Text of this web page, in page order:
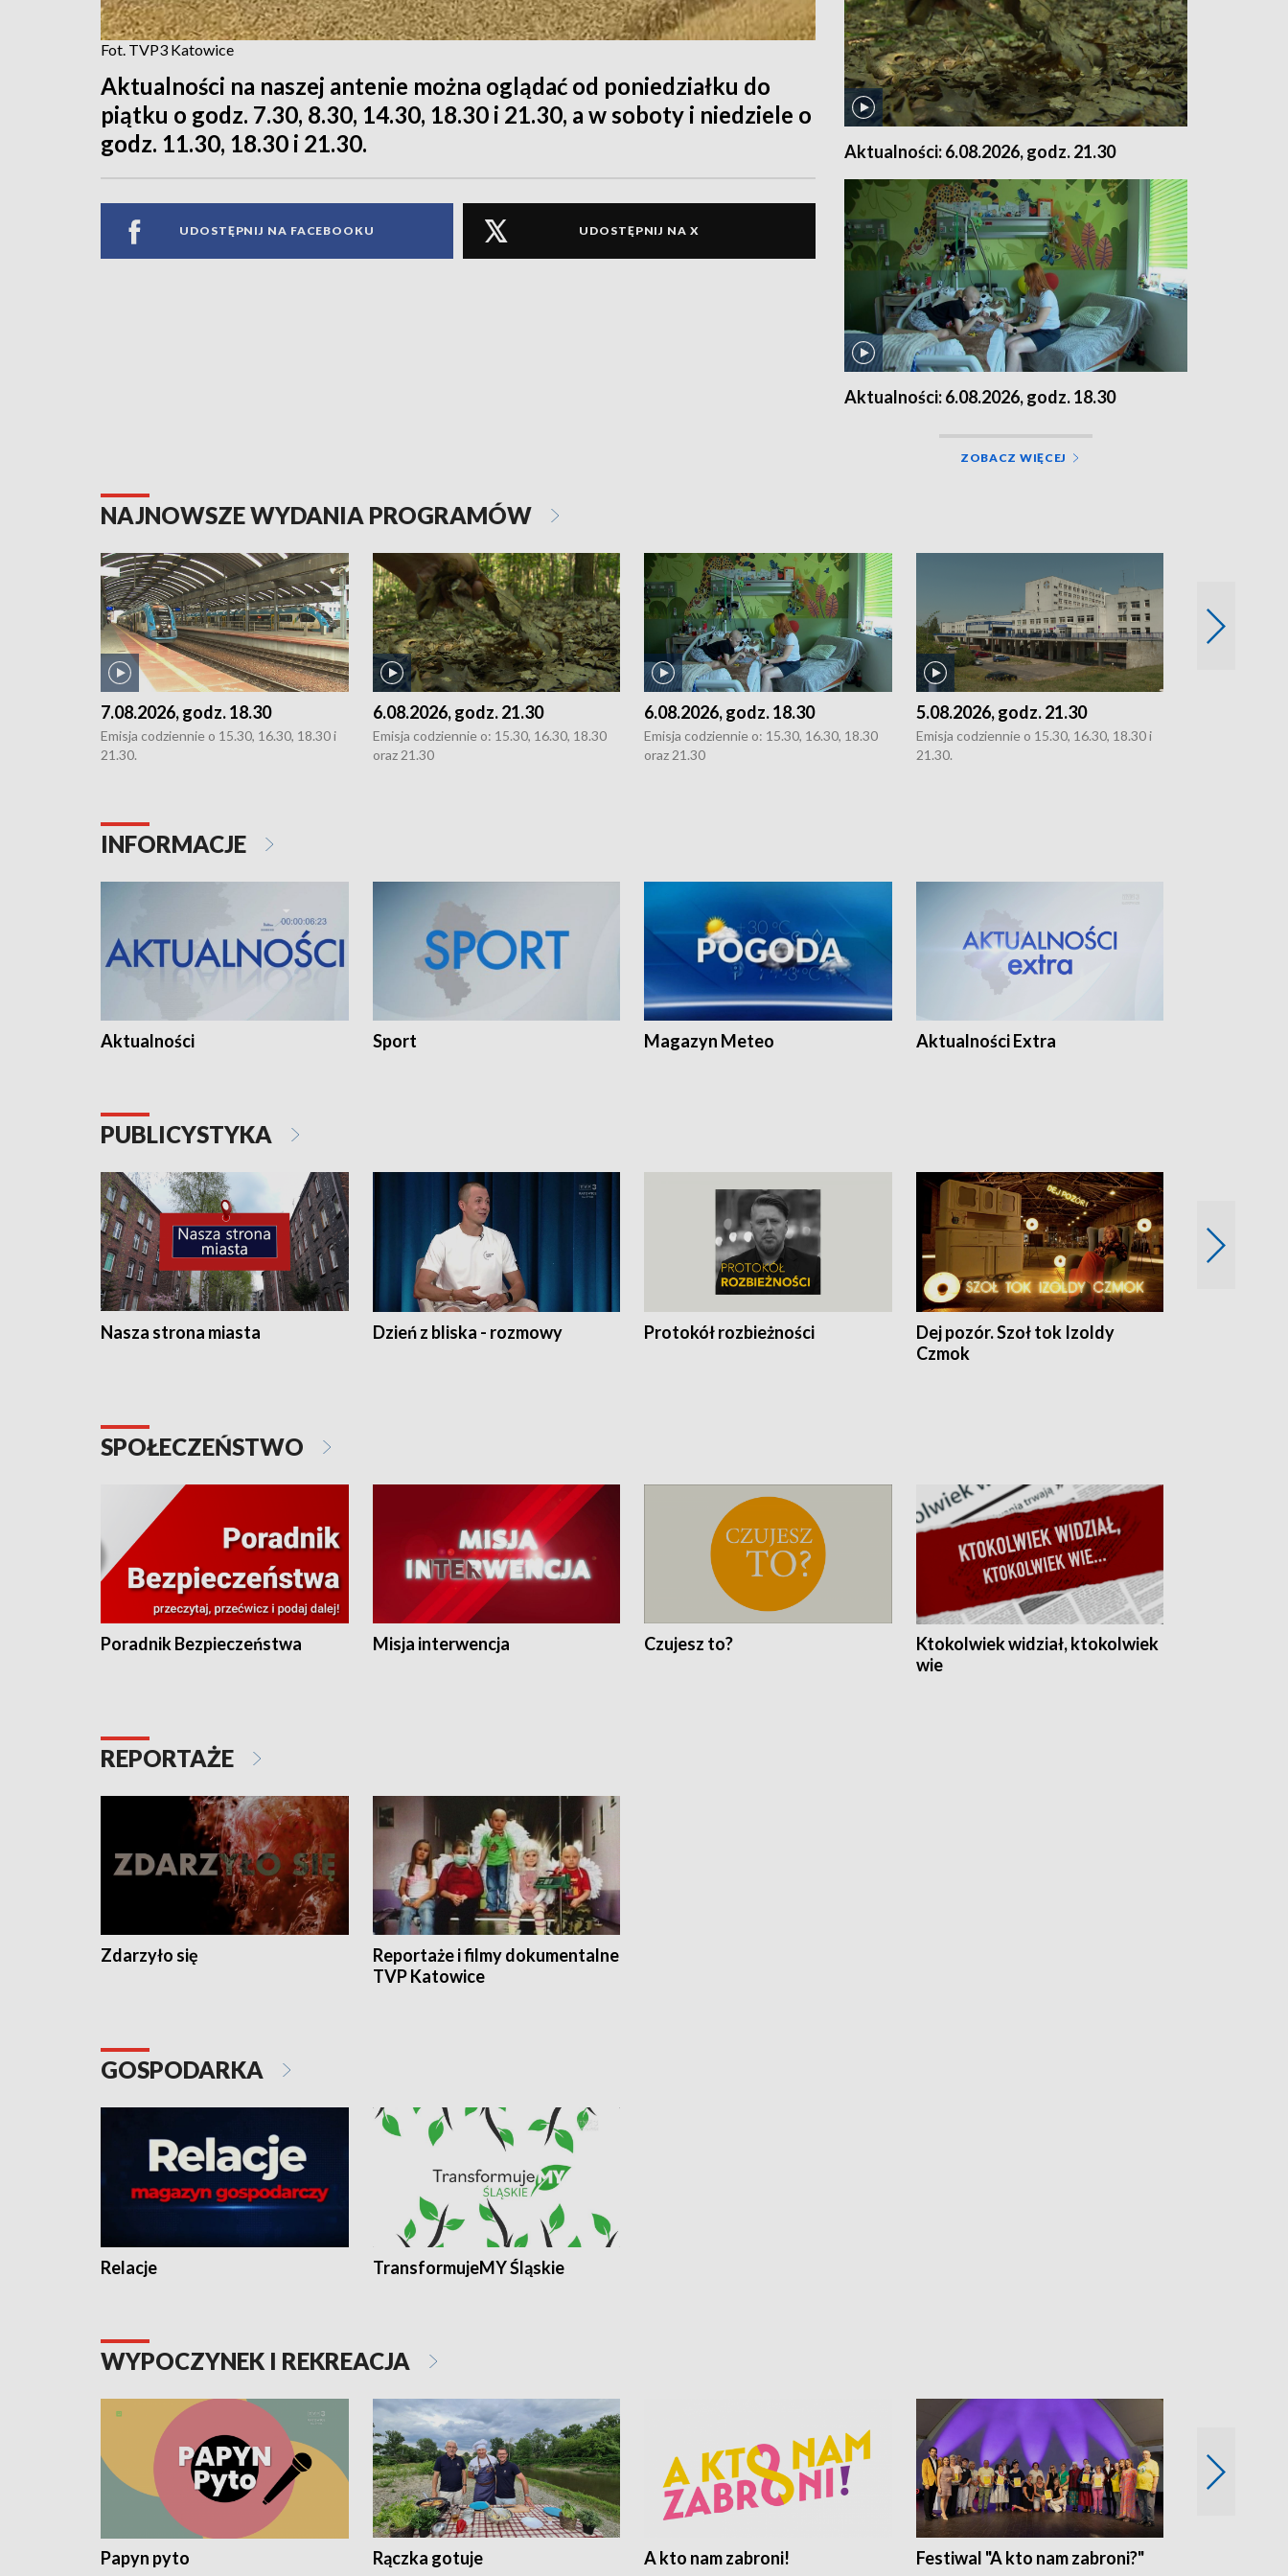
Fot. TVP3 Katowice
Aktualności na naszej antenie można oglądać od poniedziałku do
piątku o godz. 7.30, 8.30, 14.30, 18.30 i 21.30, a w soboty i niedziele o
godz. 11.30, 18.30 i 21.30.
UDOSTĘPNIJ NA FACEBOOKU UDOSTĘPNIJ NA X
Aktualności: 6.08.2026, godz. 21.30
Aktualności: 6.08.2026, godz. 18.30
ZOBACZ WIĘCEJ
NAJNOWSZE WYDANIA PROGRAMÓW
7.08.2026, godz. 18.30
Emisja codziennie o 15.30, 16.30, 18.30 i
21.30.
6.08.2026, godz. 21.30
Emisja codziennie o: 15.30, 16.30, 18.30
oraz 21.30
6.08.2026, godz. 18.30
Emisja codziennie o: 15.30, 16.30, 18.30
oraz 21.30
5.08.2026, godz. 21.30
Emisja codziennie o 15.30, 16.30, 18.30 i
21.30.
INFORMACJE
Aktualności Sport Magazyn Meteo Aktualności Extra
PUBLICYSTYKA
Nasza strona miasta Dzień z bliska - rozmowy Protokół rozbieżności
Dej pozór. Szoł tok Izoldy
Czmok
SPOŁECZEŃSTWO
Poradnik Bezpieczeństwa Misja interwencja Czujesz to?
Ktokolwiek widział, ktokolwiek
wie
REPORTAŻE
Zdarzyło się
Reportaże i filmy dokumentalne
TVP Katowice
GOSPODARKA
Relacje TransformujeMY Śląskie
WYPOCZYNEK I REKREACJA
Papyn pyto Rączka gotuje A kto nam zabroni! Festiwal "A kto nam zabroni?"